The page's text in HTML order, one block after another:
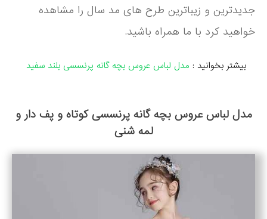
جدیدترین و زیباترین طرح های مد سال را مشاهده
خواهید کرد با ما همراه باشید.
بیشتر بخوانید : مدل لباس عروس بچه گانه پرنسسی بلند سفید
مدل لباس عروس بچه گانه پرنسسی کوتاه و پف دار و
لمه شنی